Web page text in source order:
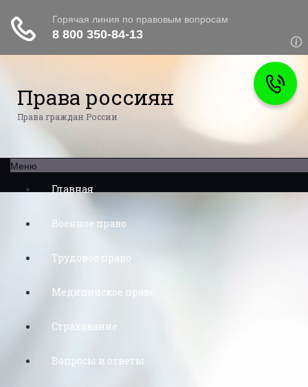
Права россиян
Права граждан России
Меню
Главная
Военное право
Трудовое право
Медицинское право
Страхование
Вопросы и ответы